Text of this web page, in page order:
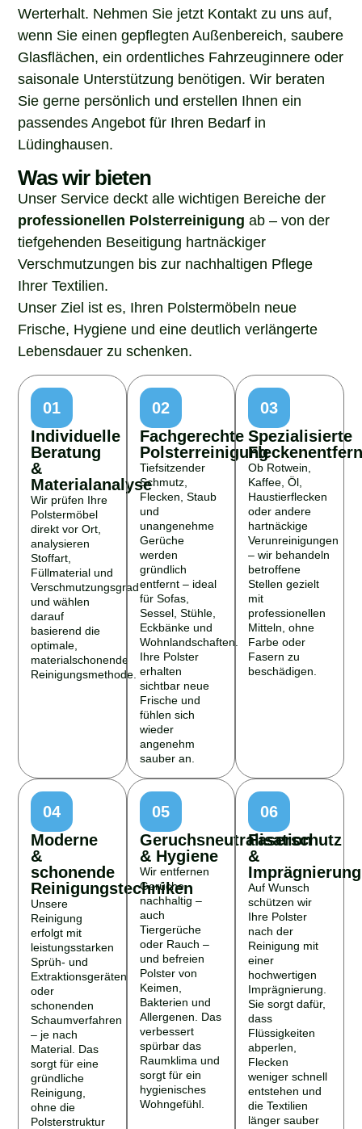
Werterhalt. Nehmen Sie jetzt Kontakt zu uns auf,
wenn Sie einen gepflegten Außenbereich, saubere
Glasflächen, ein ordentliches Fahrzeuginnere oder
saisonale Unterstützung benötigen. Wir beraten
Sie gerne persönlich und erstellen Ihnen ein
passendes Angebot für Ihren Bedarf in
Lüdinghausen.
Was wir bieten
Unser Service deckt alle wichtigen Bereiche der
professionellen Polsterreinigung ab – von der
tiefgehenden Beseitigung hartnäckiger
Verschmutzungen bis zur nachhaltigen Pflege
Ihrer Textilien.
Unser Ziel ist es, Ihren Polstermöbeln neue
Frische, Hygiene und eine deutlich verlängerte
Lebensdauer zu schenken.
01
Individuelle
Beratung
&
Materialanalyse
Wir prüfen Ihre
Polstermöbel
direkt vor Ort,
analysieren
Stoffart,
Füllmaterial und
Verschmutzungsgrad
und wählen
darauf
basierend die
optimale,
materialschonende
Reinigungsmethode.
02
Fachgerechte
Polsterreinigung
Tiefsitzender
Schmutz,
Flecken, Staub
und
unangenehme
Gerüche
werden
gründlich
entfernt – ideal
für Sofas,
Sessel, Stühle,
Eckbänke und
Wohnlandschaften.
Ihre Polster
erhalten
sichtbar neue
Frische und
fühlen sich
wieder
angenehm
sauber an.
03
Spezialisierte
Ob Rotwein,
Kaffee, Öl,
Haustierflecken
oder andere
hartnäckige
Verunreinigungen
– wir behandeln
betroffene
Stellen gezielt
mit
professionellen
Mitteln, ohne
Farbe oder
Fasern zu
beschädigen.
04
Moderne
&
schonende
Reinigungstechniken
Unsere
Reinigung
erfolgt mit
leistungsstarken
Sprüh- und
Extraktionsgeräten
oder
schonenden
Schaumverfahren
– je nach
Material. Das
sorgt für eine
gründliche
Reinigung,
ohne die
Polsterstruktur
05
Geruchsneutralisation
& Hygiene
Wir entfernen
Gerüche
nachhaltig –
auch
Tiergerüche
oder Rauch –
und befreien
Polster von
Keimen,
Bakterien und
Allergenen. Das
verbessert
spürbar das
Raumklima und
sorgt für ein
hygienisches
Wohngefühl.
06
Faserschutz
&
Imprägnierung
Auf Wunsch
schützen wir
Ihre Polster
nach der
Reinigung mit
einer
hochwertigen
Imprägnierung.
Sie sorgt dafür,
dass
Flüssigkeiten
abperlen,
Flecken
weniger schnell
entstehen und
die Textilien
länger sauber